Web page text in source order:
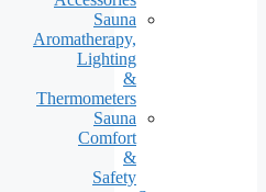
Sauna
Aromatherapy,
Lighting
&
Thermometers
Sauna
Comfort
&
Safety